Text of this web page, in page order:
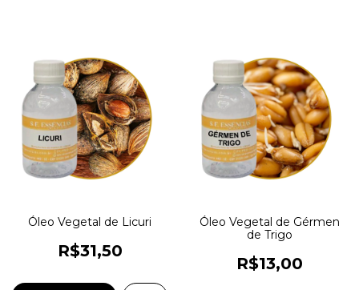
Óleo Vegetal de Licuri
R$31,50
Óleo Vegetal de Gérmen
de Trigo
R$13,00